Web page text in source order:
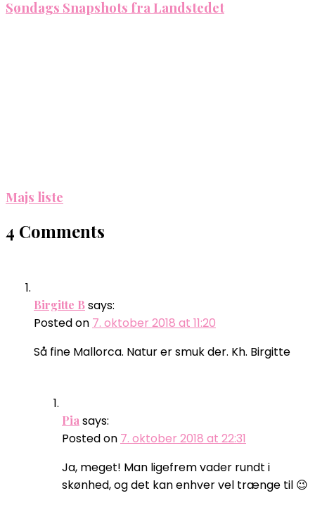
Søndags Snapshots fra Landstedet
Majs liste
4 Comments
Birgitte Bsays:
Posted on 7. oktober 2018 at 11:20
Så fine Mallorca. Natur er smuk der. Kh. Birgitte
Piasays:
Posted on 7. oktober 2018 at 22:31
Ja, meget! Man ligefrem vader rundt i
skønhed, og det kan enhver vel trænge til 😉